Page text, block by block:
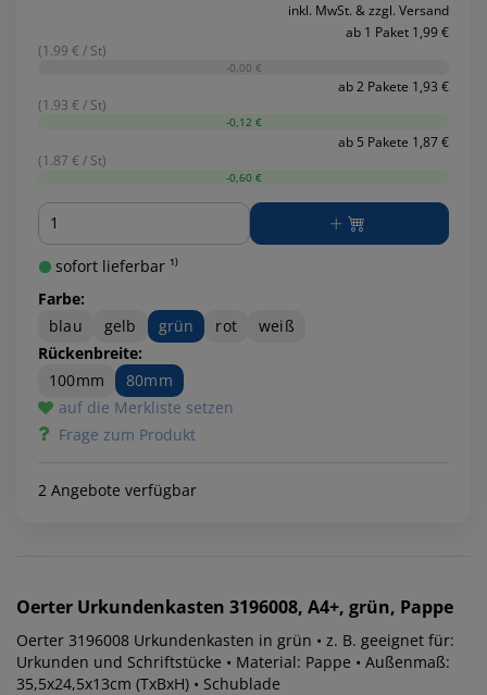
inkl. MwSt. & zzgl. Versand
ab 1 Paket 1,99 €
(1.99 € / St)
-0,00 €
ab 2 Pakete 1,93 €
(1.93 € / St)
-0,12 €
ab 5 Pakete 1,87 €
(1.87 € / St)
-0,60 €
Menge
sofort lieferbar ¹⁾
Farbe:
blau
gelb grün rot
weiß
Rückenbreite:
100mm
80mm
auf die Merkliste setzen
Frage zum Produkt
2 Angebote verfügbar
Oerter Urkundenkasten 3196008, A4+, grün, Pappe
Oerter 3196008 Urkundenkasten in grün • z. B. geeignet für:
Urkunden und Schriftstücke • Material: Pappe • Außenmaß:
35,5x24,5x13cm (TxBxH) • Schublade